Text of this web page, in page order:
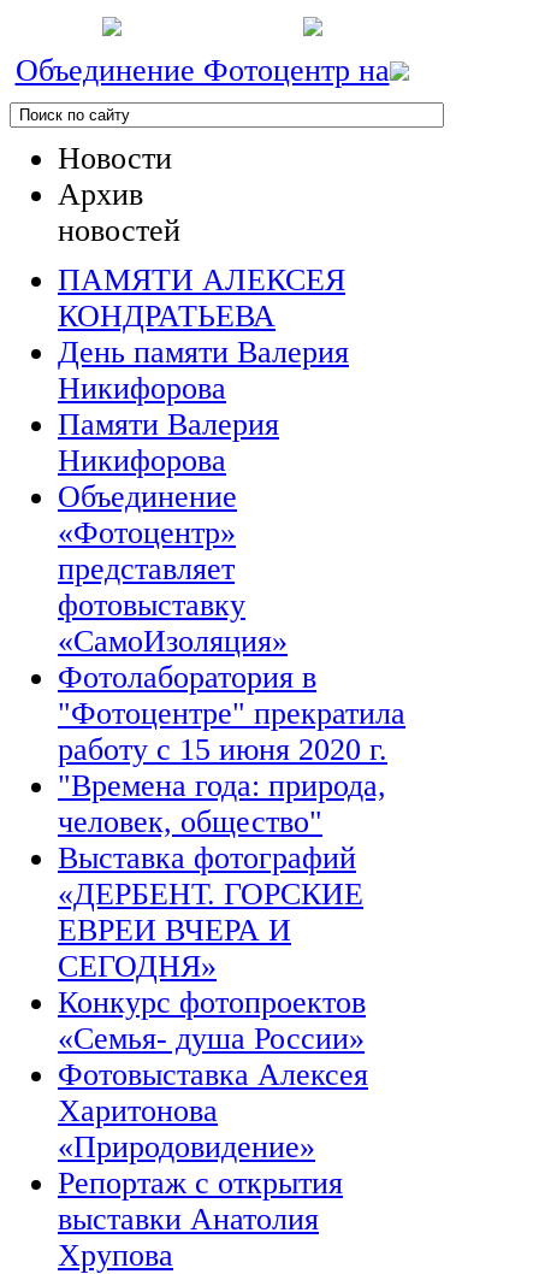
Объединение Фотоцентр на
Новости
Архив
новостей
ПАМЯТИ АЛЕКСЕЯ
КОНДРАТЬЕВА
День памяти Валерия
Никифорова
Памяти Валерия
Никифорова
Объединение
«Фотоцентр»
представляет
фотовыставку
«СамоИзоляция»
Фотолаборатория в
"Фотоцентре" прекратила
работу с 15 июня 2020 г.
"Времена года: природа,
человек, общество"
Выставка фотографий
«ДЕРБЕНТ. ГОРСКИЕ
ЕВРЕИ ВЧЕРА И
СЕГОДНЯ»
Конкурс фотопроектов
«Семья- душа России»
Фотовыставка Алексея
Харитонова
«Природовидение»
Репортаж с открытия
выставки Анатолия
Хрупова